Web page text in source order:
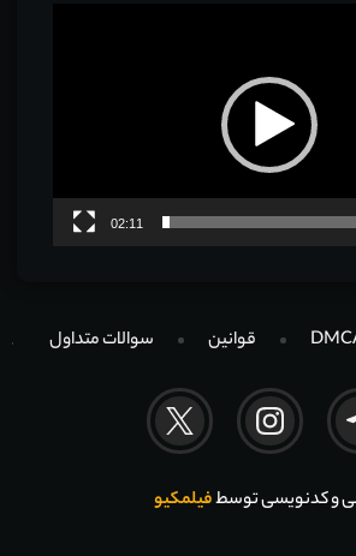
02:11
قوانین سوالات متداول
و کدنویسی توسطفیلمکیو